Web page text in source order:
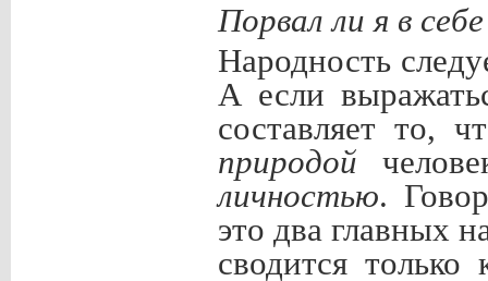
Порвал ли я в
Народность
А если
составляет то,
природой
личностью.
это два главных
сводится